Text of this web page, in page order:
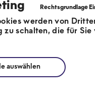
werden von
zu schalten, die für Sie
auswählen